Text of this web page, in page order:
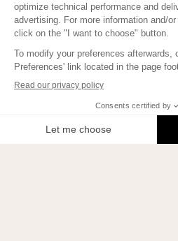
2026 © Le Blog Beauty
Pour apprendre comment mettre
inscrivez-
JE